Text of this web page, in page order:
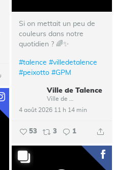
Si on mettait un peu de
couleurs dans notre
quotidien ? 🌈✨
#talence #villedetalence
#peixotto #GPM
Ville de Talence
4 août 2026 11 h 14 min
53 3 1